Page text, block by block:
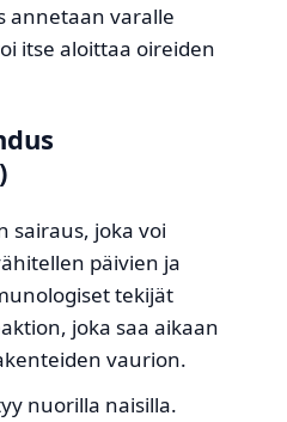
annetaan varalle
itse aloittaa oireiden
sairaus, joka voi
päivien ja
tekijät
joka saa aikaan
vaurion.
nuorilla naisilla.